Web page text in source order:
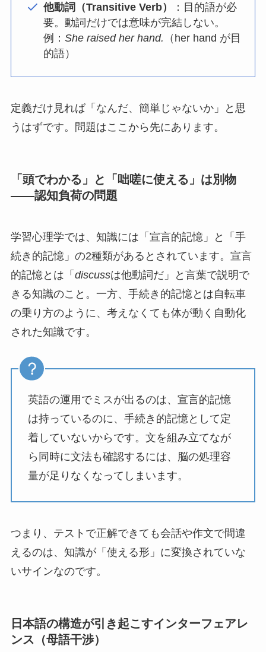
他動詞（Transitive Verb）
：目的語が必
要。動詞だけでは意味が完結しない。
例： She raised her hand. （her hand が目
的語）
定義だけ見れば「なんだ、簡単じゃないか」と思
うはずです。問題はここから先にあります。
「頭でわかる」と「咄嗟に使える」は別物
——認知負荷の問題
学習心理学では、知識には「宣言的記憶」と「手
続き的記憶」の2種類があるとされています。宣言
的記憶とは「 discussは他動詞だ」と言葉で説明で
きる知識のこと。一方、手続き的記憶とは自転車
の乗り方のように、考えなくても体が動く自動化
された知識です。
英語の運用でミスが出るのは、宣言的記憶
は持っているのに、手続き的記憶として定
着していないからです。文を組み立てなが
ら同時に文法も確認するには、脳の処理容
量が足りなくなってしまいます。
つまり、テストで正解できても会話や作文で間違
えるのは、知識が「使える形」に変換されていな
いサインなのです。
日本語の構造が引き起こすインターフェアレ
ンス（母語干渉）